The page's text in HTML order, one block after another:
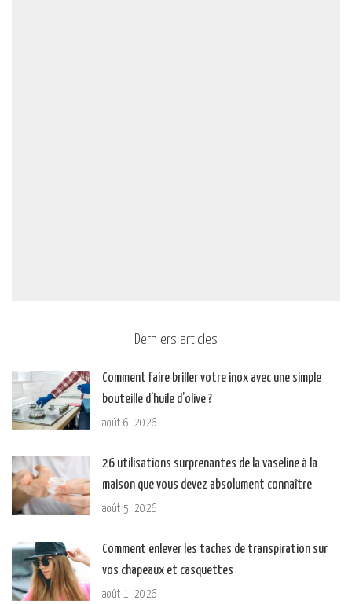
Derniers articles
Comment faire briller votre inox avec une simple
bouteille d’huile d’olive ?
août 6, 2026
26 utilisations surprenantes de la vaseline à la
maison que vous devez absolument connaître
août 5, 2026
Comment enlever les taches de transpiration sur
vos chapeaux et casquettes
août 1, 2026